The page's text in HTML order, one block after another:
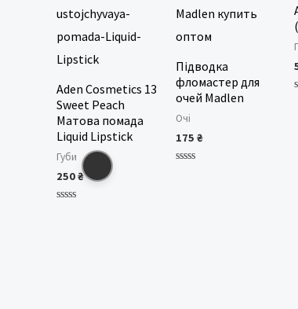
Aden Cosmetics 13
Sweet Peach
Матова помада
Liquid Lipstick
Губи
250₴
Підводка
фломастер для
очей Madlen
Очі
175 ₴